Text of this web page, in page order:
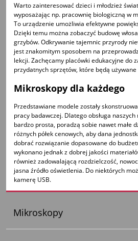
Warto zainteresować dzieci i młodzież
wyposażając np. pracownię biologiczną w
To urządzenie umożliwia efektywne
Dzięki temu można zobaczyć budowę
grzybów. Odkrywanie tajemnic przyrody
jest znakomitym sposobem na
lekcji. Zachęcamy placówki edukacyjne do
przydatnych sprzętów, które będą
Mikroskopy dla każdego
Przedstawiane modele zostały
pracy badawczej. Dlatego obsługa
bardzo prosta, poradzą sobie nawet małe
różnych półek cenowych, aby dana
dobrać rozwiązanie dopasowane do
wykonano jednak z dobrej jakości
również zadowalającą rozdzielczość,
jasna źródło oświetlenia. Do niektórych
kamerę USB.
Mikroskopy